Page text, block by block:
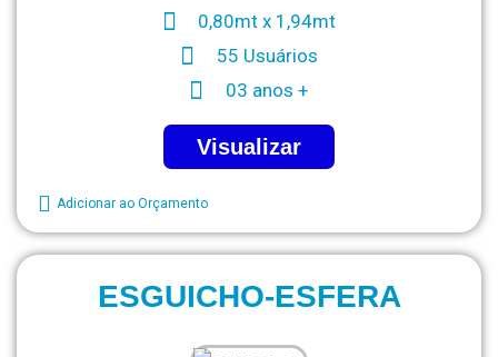
0,80mt x 1,94mt
55 Usuários
03 anos +
Visualizar
Adicionar ao Orçamento
ESGUICHO-ESFERA